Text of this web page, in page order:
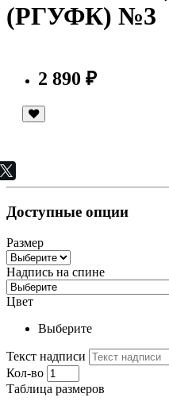
(РГУФК) №3
2 890 ₽
Доступные опции
Размер
Надпись на спине
Цвет
Выберите
Текст надписи
Кол-во
Таблица размеров